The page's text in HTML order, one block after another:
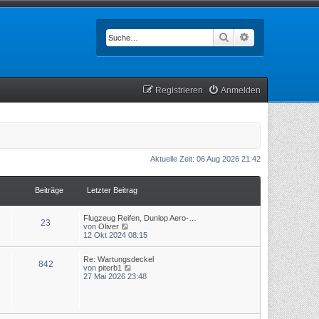
Suche
Anmelden
Registrieren
Aktuelle Zeit: 06 Aug 2026 21:42
Beiträge Letzter Beitrag
23
Flugzeug Reifen, Dunlop Aero-…
von Oliver
e
s
t
e
12 Okt 2024 08:15
842
Re: Wartungsdeckel
von piterb1
e
27 Mai 2026 23:48